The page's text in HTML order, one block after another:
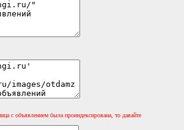
с объявлением была проиндексирована, то давайте